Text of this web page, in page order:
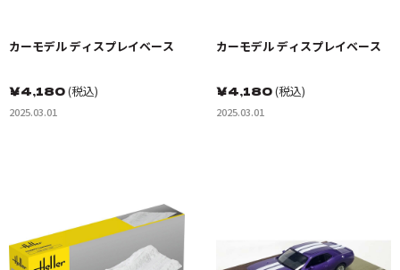
カーモデル ディスプレイベース
￥4,180(税込)
2025.03.01
カーモデル ディスプレイベース
￥4,180(税込)
2025.03.01